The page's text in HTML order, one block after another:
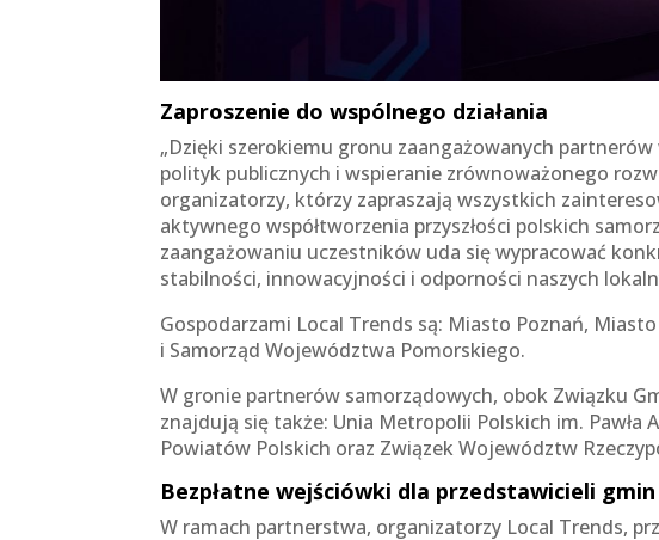
Zaproszenie do wspólnego działania
„Dzięki szerokiemu gronu zaangażowanych
polityk publicznych i wspieranie zrównoważonego
organizatorzy, którzy zapraszają wszystkich
aktywnego współtworzenia przyszłości polskich
zaangażowaniu uczestników uda się wypracować
stabilności, innowacyjności i odporności naszych
Gospodarzami Local Trends są: Miasto Poznań,
i Samorząd Województwa Pomorskiego.
W gronie partnerów samorządowych, obok Związku
znajdują się także: Unia Metropolii Polskich im. Pawła
Powiatów Polskich oraz Związek Województw
Bezpłatne wejściówki dla przedstawicieli gmin
W ramach partnerstwa, organizatorzy Local Trends,